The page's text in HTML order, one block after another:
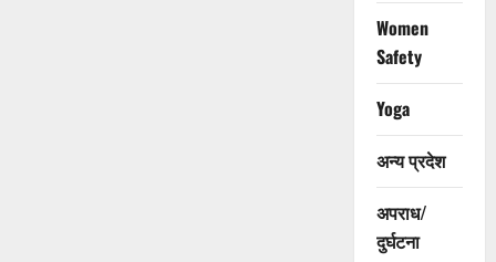
Women
Safety
Yoga
अन्य प्रदेश
अपराध/
दुर्घटना